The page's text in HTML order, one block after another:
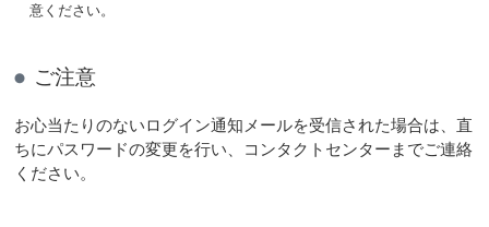
意ください。
ご注意
お心当たりのないログイン通知メールを受信された場合は、直
ちにパスワードの変更を行い、コンタクトセンターまでご連絡
ください。